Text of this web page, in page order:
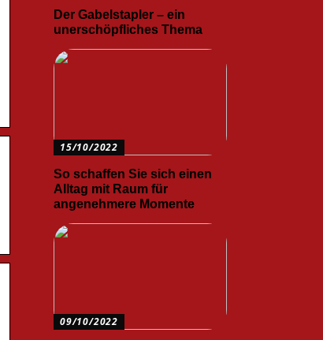
Der Gabelstapler – ein
unerschöpfliches Thema
15/10/2022
So schaffen Sie sich einen
Alltag mit Raum für
angenehmere Momente
09/10/2022